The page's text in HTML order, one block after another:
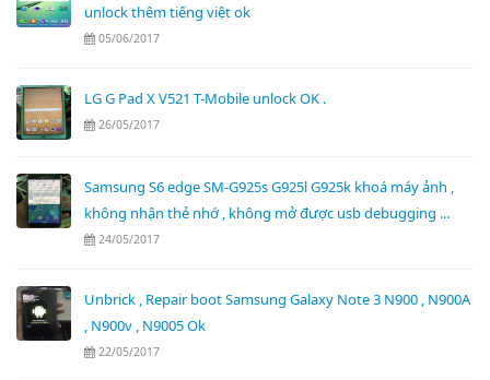
unlock thêm tiếng việt ok
05/06/2017
LG G Pad X V521 T-Mobile unlock OK .
26/05/2017
Samsung S6 edge SM-G925s G925l G925k khoá máy ảnh ,
không nhận thẻ nhớ , không mở được usb debugging ...
24/05/2017
Unbrick , Repair boot Samsung Galaxy Note 3 N900 , N900A
, N900v , N9005 Ok
22/05/2017